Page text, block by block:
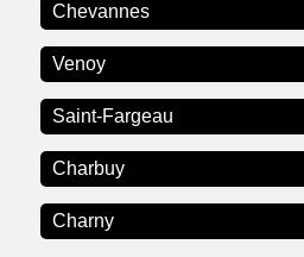
Chevannes
Venoy
Saint-Fargeau
Charbuy
Charny